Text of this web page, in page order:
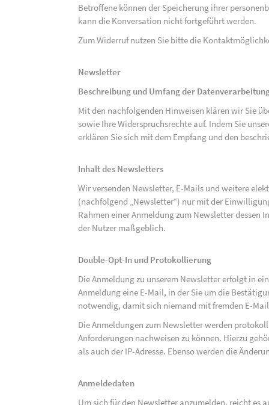
Betroffene können der Speicherung ihrer
kann die Konversation nicht fortgeführt werden.
Zum Widerruf nutzen Sie bitte die
Newsletter
Beschreibung und Umfang der
Mit den nachfolgenden Hinweisen klären wir Sie
sowie Ihre Widerspruchsrechte auf. Indem Sie
erklären Sie sich mit dem Empfang und den
Inhalt des Newsletters
Wir versenden Newsletter, E-Mails und weitere
(nachfolgend „Newsletter“) nur mit der
Rahmen einer Anmeldung zum Newsletter
der Nutzer maßgeblich.
Double-Opt-In und Protokollierung
Die Anmeldung zu unserem Newsletter erfolgt in
Anmeldung eine E-Mail, in der Sie um die
notwendig, damit sich niemand mit fremden E-
Die Anmeldungen zum Newsletter werden
Anforderungen nachweisen zu können. Hierzu
als auch der IP-Adresse. Ebenso werden die
Anmeldedaten
Um sich für den Newsletter anzumelden, reicht es